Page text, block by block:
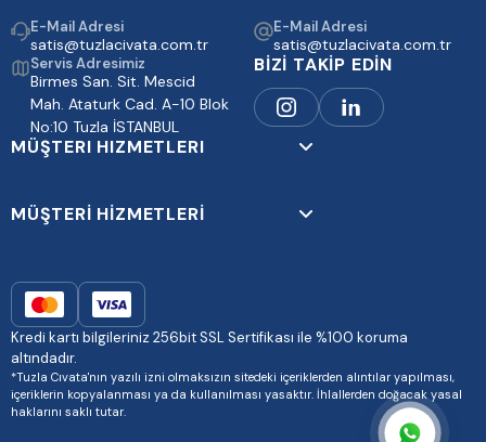
E-Mail Adresi
satis@tuzlacivata.com.tr
E-Mail Adresi
satis@tuzlacivata.com.tr
Servis Adresimiz
Birmes San. Sit. Mescid
Mah. Ataturk Cad. A-10 Blok
No:10 Tuzla İSTANBUL
BİZİ TAKİP EDİN
MÜŞTERI HIZMETLERI
MÜŞTERİ HİZMETLERİ
Kredi kartı bilgileriniz 256bit SSL Sertifikası ile %100 koruma
altındadır.
*Tuzla Cıvata'nın yazılı izni olmaksızın sitedeki içeriklerden alıntılar yapılması,
içeriklerin kopyalanması ya da kullanılması yasaktır. İhlallerden doğacak yasal
haklarını saklı tutar.